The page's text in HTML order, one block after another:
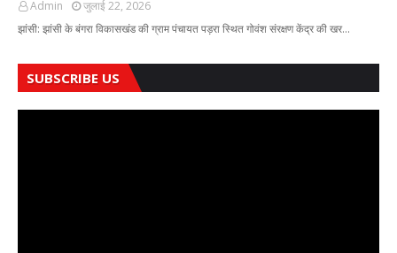
Admin
जुलाई 22, 2026
झांसी: झांसी के बंगरा विकासखंड की ग्राम पंचायत पड़रा स्थित गोवंश संरक्षण केंद्र की खर…
SUBSCRIBE US